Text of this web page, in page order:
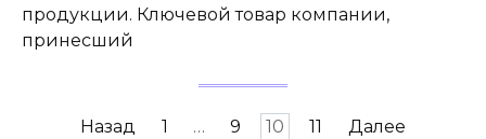
продукции. Ключевой товар компании,
принесший
Пагинация
Назад 1 … 9 10 11 Далее